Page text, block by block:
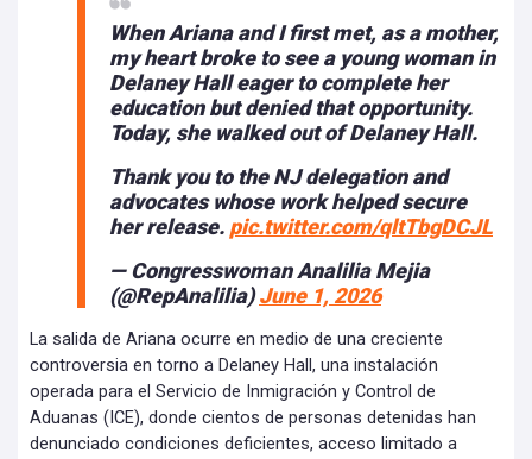
When Ariana and I first met, as a mother,
my heart broke to see a young woman in
Delaney Hall eager to complete her
education but denied that opportunity.
Today, she walked out of Delaney Hall.
Thank you to the NJ delegation and
advocates whose work helped secure
her release. pic.twitter.com/qltTbgDCJL
— Congresswoman Analilia Mejia
(@RepAnalilia)June 1, 2026
La salida de Ariana ocurre en medio de una creciente
controversia en torno a Delaney Hall, una instalación
operada para el Servicio de Inmigración y Control de
Aduanas (ICE), donde cientos de personas detenidas han
denunciado condiciones deficientes, acceso limitado a